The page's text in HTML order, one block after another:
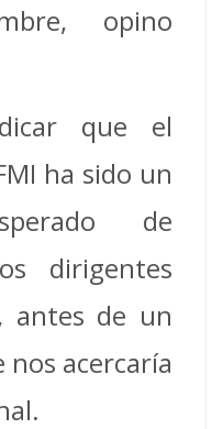
opino
que el
ha sido un
de
dirigentes
antes de un
nos acercaría